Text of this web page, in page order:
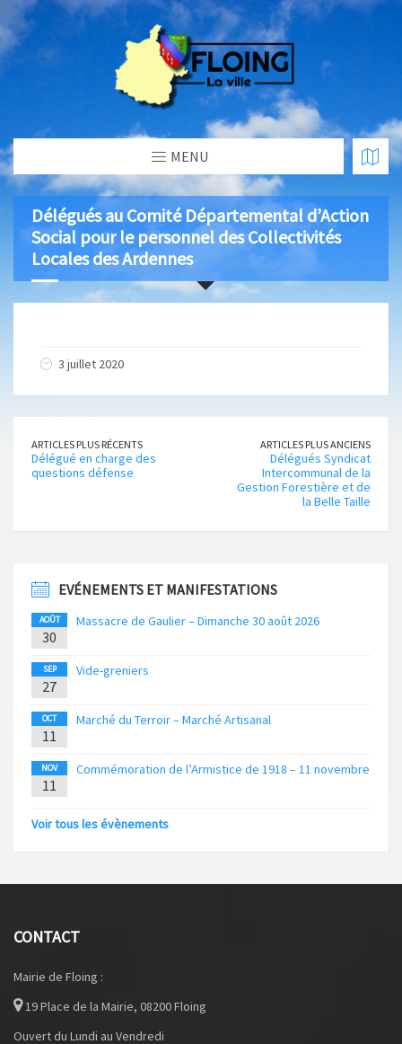
MENU
Délégués au Comité Départemental d’Action
Social pour le personnel des Collectivités
Locales des Ardennes
3 juillet 2020
ARTICLES PLUS RÉCENTS
Délégué en charge des
questions défense
ARTICLES PLUS ANCIENS
Délégués Syndicat
Intercommunal de la
Gestion Forestière et de
la Belle Taille
EVÉNEMENTS ET MANIFESTATIONS
AOÛT
30
Massacre de Gaulier – Dimanche 30 août 2026
SEP
27
Vide-greniers
OCT
11
Marché du Terroir – Marché Artisanal
NOV
11
Commémoration de l’Armistice de 1918 – 11 novembre
Voir tous les évènements
CONTACT
Mairie de Floing :
19 Place de la Mairie, 08200 Floing
Ouvert du Lundi au Vendredi